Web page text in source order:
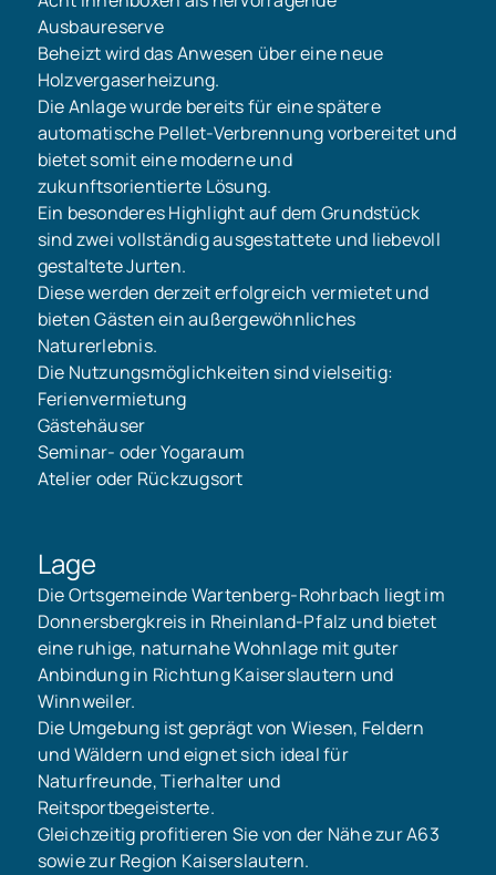
Ausbaureserve
Beheizt wird das Anwesen über eine neue
Holzvergaserheizung.
Die Anlage wurde bereits für eine spätere
automatische Pellet-Verbrennung vorbereitet und
bietet somit eine moderne und
zukunftsorientierte Lösung.
Ein besonderes Highlight auf dem Grundstück
sind zwei vollständig ausgestattete und liebevoll
gestaltete Jurten.
Diese werden derzeit erfolgreich vermietet und
bieten Gästen ein außergewöhnliches
Naturerlebnis.
Die Nutzungsmöglichkeiten sind vielseitig:
Ferienvermietung
Gästehäuser
Seminar- oder Yogaraum
Atelier oder Rückzugsort
Lage
Die Ortsgemeinde Wartenberg-Rohrbach liegt im
Donnersbergkreis in Rheinland-Pfalz und bietet
eine ruhige, naturnahe Wohnlage mit guter
Anbindung in Richtung Kaiserslautern und
Winnweiler.
Die Umgebung ist geprägt von Wiesen, Feldern
und Wäldern und eignet sich ideal für
Naturfreunde, Tierhalter und
Reitsportbegeisterte.
Gleichzeitig profitieren Sie von der Nähe zur A63
sowie zur Region Kaiserslautern.